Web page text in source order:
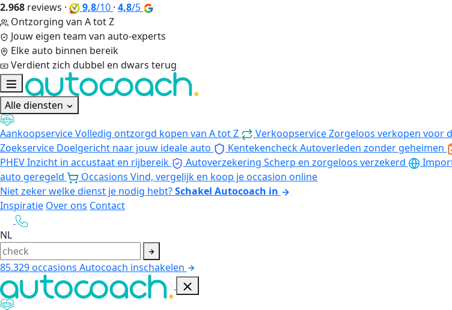
2.968 reviews · 9,8/10 · 4,8/5
Ontzorging van A tot Z
Jouw eigen team van auto-experts
Elke auto binnen bereik
Verdient zich dubbel en dwars terug
Alle diensten
AankoopserviceVolledig ontzorgd kopen van A tot Z VerkoopserviceZorgeloos verkopen voor
Zoekservice Doelgericht naar jouw ideale auto KentekencheckAutoverleden zonder geheimen
PHEVInzicht in accustaat en rijbereik Autoverzekering Scherp en zorgeloos verzekerd
auto geregeld
Occasions Vind, vergelijk en koop je occasion online
Niet zeker welke dienst je nodig hebt?Schakel Autocoach in
Inspiratie Over ons Contact
NL
85.329occasions Autocoach inschakelen